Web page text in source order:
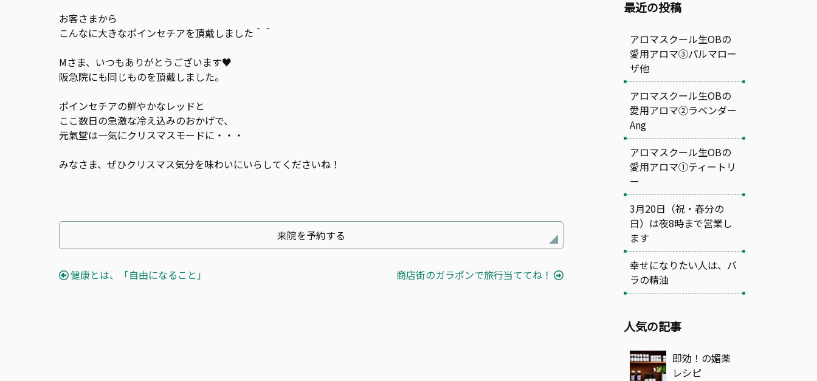
お客さまから
こんなに大きなポインセチアを頂戴しました＾＾
Mさま、いつもありがとうございます♥
阪急院にも同じものを頂戴しました。
ポインセチアの鮮やかなレッドと
ここ数日の急激な冷え込みのおかげで、
元氣堂は一気にクリスマスモードに・・・
みなさま、ぜひクリスマス気分を味わいにいらしてくださいね！
来院を予約する
健康とは、「自由になること」 商店街のガラポンで旅行当ててね！
最近の投稿
アロマスクール生OBの
愛用アロマ③パルマロー
ザ他
アロマスクール生OBの
愛用アロマ②ラベンダー
Ang
アロマスクール生OBの
愛用アロマ①ティートリ
ー
3月20日（祝・春分の
日）は夜8時まで営業し
ます
幸せになりたい人は、バ
ラの精油
人気の記事
即効！の媚薬
レシピ